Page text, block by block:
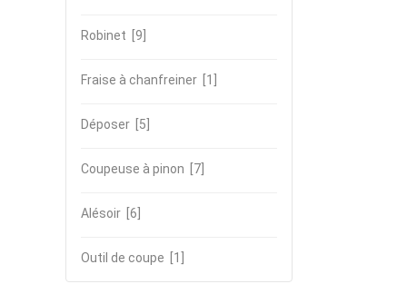
Robinet [9]
Fraise à chanfreiner [1]
Déposer [5]
Coupeuse à pinon [7]
Alésoir [6]
Outil de coupe [1]